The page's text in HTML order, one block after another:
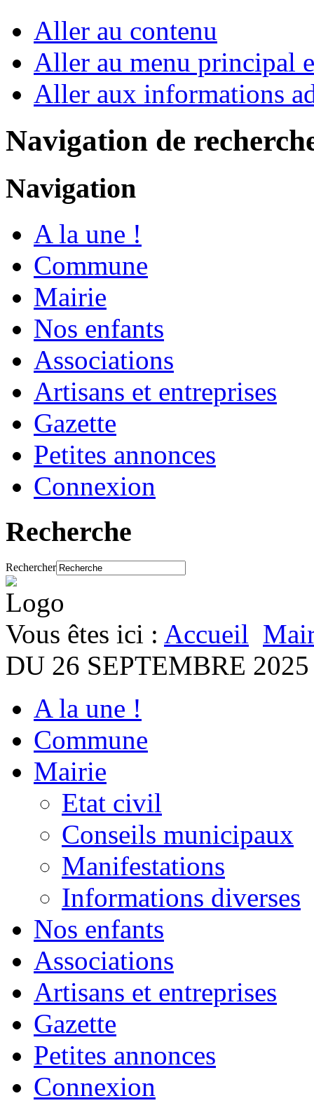
Aller au contenu
Aller au menu principal
Aller aux informations
Navigation de
Navigation
A la une !
Commune
Mairie
Nos enfants
Associations
Artisans et entreprises
Gazette
Petites annonces
Connexion
Recherche
Rechercher
Vous êtes ici : Accueil
DU 26 SEPTEMBRE 2025
A la une !
Commune
Mairie
Etat civil
Conseils municipaux
Manifestations
Informations diverses
Nos enfants
Associations
Artisans et entreprises
Gazette
Petites annonces
Connexion